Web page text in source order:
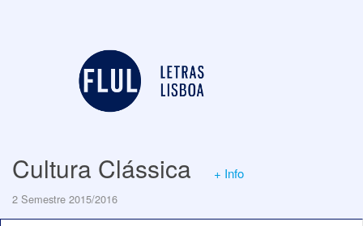
Cultura Clássica + Info
2 Semestre 2015/2016